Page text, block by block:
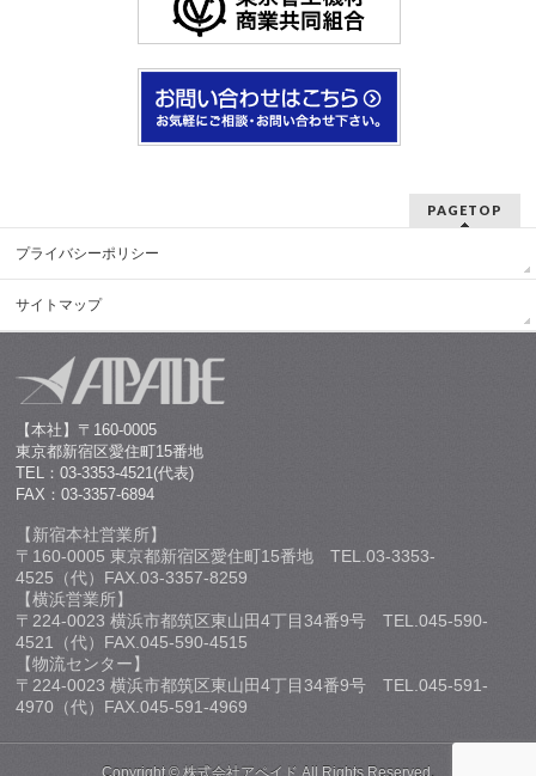
PAGETOP
プライバシーポリシー
サイトマップ
【本社】〒160-0005
東京都新宿区愛住町15番地
TEL：03-3353-4521(代表)
FAX：03-3357-6894
【新宿本社営業所】
〒160-0005 東京都新宿区愛住町15番地 TEL.03-3353-
4525（代）FAX.03-3357-8259
【横浜営業所】
〒224-0023 横浜市都筑区東山田4丁目34番9号 TEL.045-590-
4521（代）FAX.045-590-4515
【物流センター】
〒224-0023 横浜市都筑区東山田4丁目34番9号 TEL.045-591-
4970（代）FAX.045-591-4969
Copyright © 株式会社アペイド All Rights Reserved.